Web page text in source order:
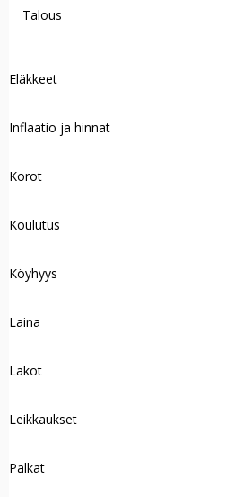
Talous
Eläkkeet
Inflaatio ja hinnat
Korot
Koulutus
Köyhyys
Laina
Lakot
Leikkaukset
Palkat